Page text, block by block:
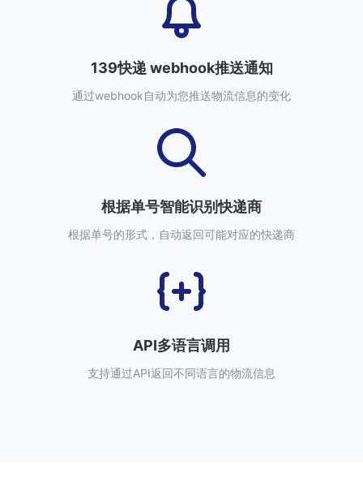
139快递 webhook推送通知
通过webhook自动为您推送物流信息的变化
根据单号智能识别快递商
根据单号的形式，自动返回可能对应的快递商
API多语言调用
支持通过API返回不同语言的物流信息